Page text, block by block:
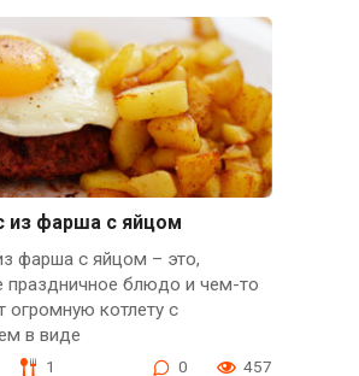
из фарша с яйцом
фарша с яйцом – это,
праздничное блюдо и чем-то
огромную котлету с
в виде
1 0 457